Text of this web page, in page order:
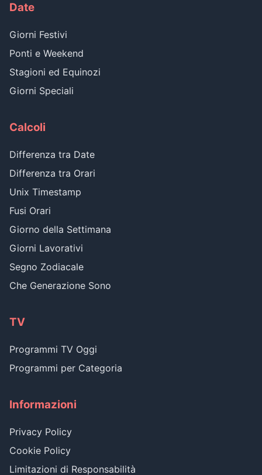
Date
Giorni Festivi
Ponti e Weekend
Stagioni ed Equinozi
Giorni Speciali
Calcoli
Differenza tra Date
Differenza tra Orari
Unix Timestamp
Fusi Orari
Giorno della Settimana
Giorni Lavorativi
Segno Zodiacale
Che Generazione Sono
TV
Programmi TV Oggi
Programmi per Categoria
Informazioni
Privacy Policy
Cookie Policy
Limitazioni di Responsabilità